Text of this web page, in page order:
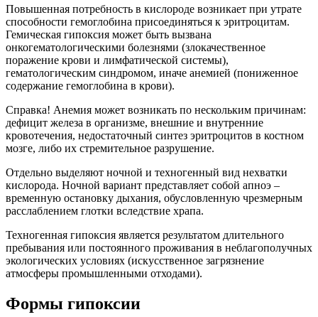
Повышенная потребность в кислороде возникает при утрате
способности гемоглобина присоединяться к эритроцитам.
Гемическая гипоксия может быть вызвана
онкогематологическими болезнями (злокачественное
поражение крови и лимфатической системы),
гематологическим синдромом, иначе анемией (пониженное
содержание гемоглобина в крови).
Справка! Анемия может возникать по нескольким причинам:
дефицит железа в организме, внешние и внутренние
кровотечения, недостаточный синтез эритроцитов в костном
мозге, либо их стремительное разрушение.
Отдельно выделяют ночной и техногенный вид нехватки
кислорода. Ночной вариант представляет собой апноэ –
временную остановку дыхания, обусловленную чрезмерным
расслаблением глотки вследствие храпа.
Техногенная гипоксия является результатом длительного
пребывания или постоянного проживания в неблагополучных
экологических условиях (искусственное загрязнение
атмосферы промышленными отходами).
Формы гипоксии